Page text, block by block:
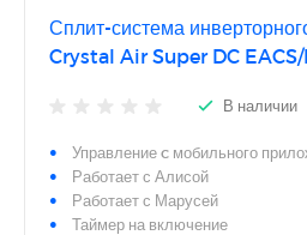
Сплит-система
Crystal Air Super DC
В наличии
Управление c мобильного
Работает с Алисой
Работает с Марусей
Таймер на включение